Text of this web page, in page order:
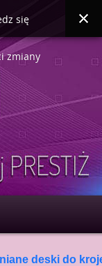
deski do
się
zmiany